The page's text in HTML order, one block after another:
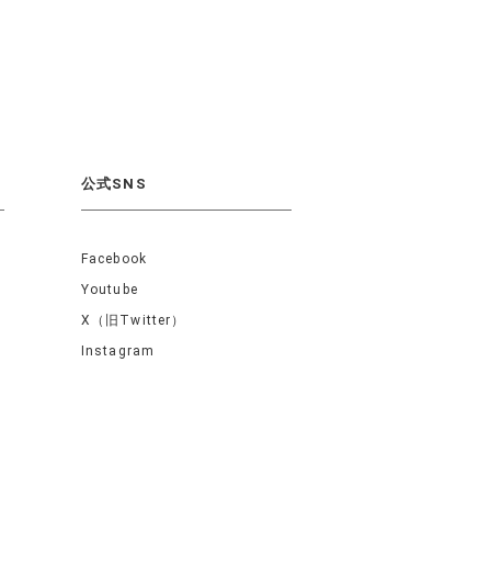
公式SNS
Facebook
Youtube
X（旧Twitter）
Instagram